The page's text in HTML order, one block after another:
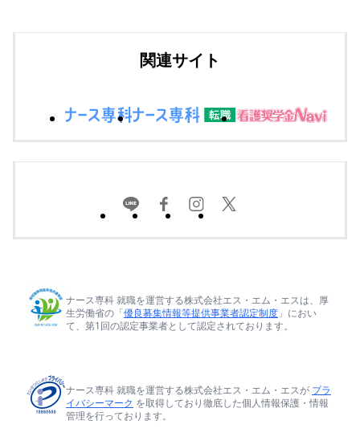
関連サイト
ナース専科 就職を運営する株式会社エス・エム・エスは、厚
生労働省の「優良募集情報等提供事業者認定制度 」におい
て、第1回の認定事業者として認定されております。
ナース専科 就職を運営する株式会社エス・エム・エスが プラ
イバシーマーク を取得しており徹底した個人情報保護・情報
管理を行っております。